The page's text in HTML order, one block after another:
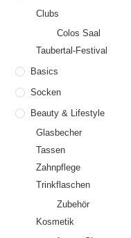
Clubs
Colos Saal
Taubertal-Festival
Basics
Socken
Beauty & Lifestyle
Glasbecher
Tassen
Zahnpflege
Trinkflaschen
Zubehör
Kosmetik